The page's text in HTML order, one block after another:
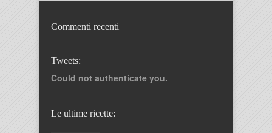
Commenti recenti
Tweets:
Could not authenticate you.
Le ultime ricette: